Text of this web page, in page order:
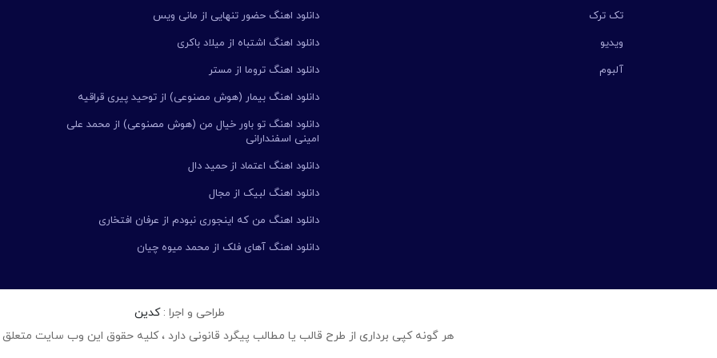
تک ترک
ویدیو
آلبوم
دانلود اهنگ حضور تنهایی از مانی ویس
دانلود اهنگ اشتباه از میلاد باکری
دانلود اهنگ تروما از مستر
دانلود اهنگ بیمار (هوش مصنوعی) از توحید پیری قراقیه
دانلود اهنگ تو باور خیال من (هوش مصنوعی) از محمد علی
امینی اسفندارانی
دانلود اهنگ اعتماد از حمید دال
دانلود اهنگ لبیک از مجال
دانلود اهنگ من که اینجوری نبودم از عرفان افتخاری
دانلود اهنگ آهای فلک از محمد میوه چیان
طراحی و اجرا :کدین
هر گونه کپی برداری از طرح قالب یا مطالب پیگرد قانونی دارد ، کلیه حقوق این وب سایت